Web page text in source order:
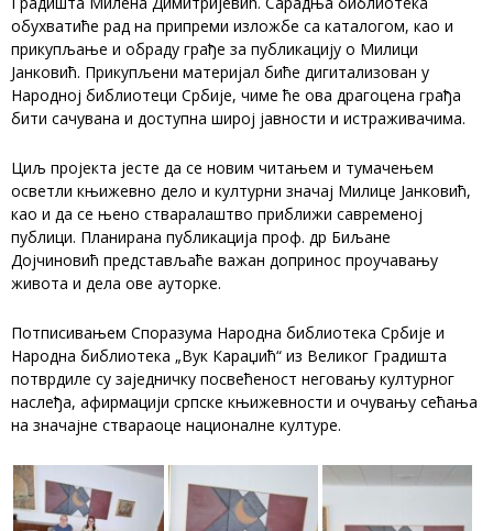
обухватиће рад на припреми изложбе са каталогом, као и
прикупљање и обраду грађе за публикацију о Милици
Јанковић. Прикупљени материјал биће дигитализован у
Народној библиотеци Србије, чиме ће ова драгоцена грађа
бити сачувана и доступна широј јавности и истраживачима.
Циљ пројекта јесте да се новим читањем и тумачењем
осветли књижевно дело и културни значај Милице Јанковић,
као и да се њено стваралаштво приближи савременој
публици. Планирана публикација проф. др Биљане
Дојчиновић представљаће важан допринос проучавању
живота и дела ове ауторке.
Потписивањем Споразума Народна библиотека Србије и
Народна библиотека „Вук Караџић“ из Великог Градишта
потврдиле су заједничку посвећеност неговању културног
наслеђа, афирмацији српске књижевности и очувању сећања
на значајне ствараоце националне културе.